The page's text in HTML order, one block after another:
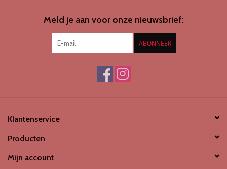
Meld je aan voor onze nieuwsbrief:
ABONNEER
Klantenservice
Producten
Mijn account